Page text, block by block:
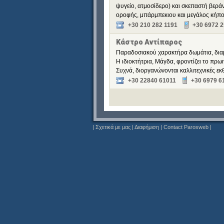
ψυγείο, ατμοσίδερο) και σκεπαστή
οροφής, μπάρμπεκιου και μεγάλος
+30 210 282 1191
+30 6972
Κάστρο Αντίπαρος
Παραδοσιακού χαρακτήρα δωμάτια,
Η ιδιοκτήτρια, Μάγδα, φροντίζει το
Συχνά, διοργανώνονται καλλιτεχνικές
+30 22840 61011
+30 6979
| Σχετικά με μας | Διαφήμιση | Contact Parosweb |